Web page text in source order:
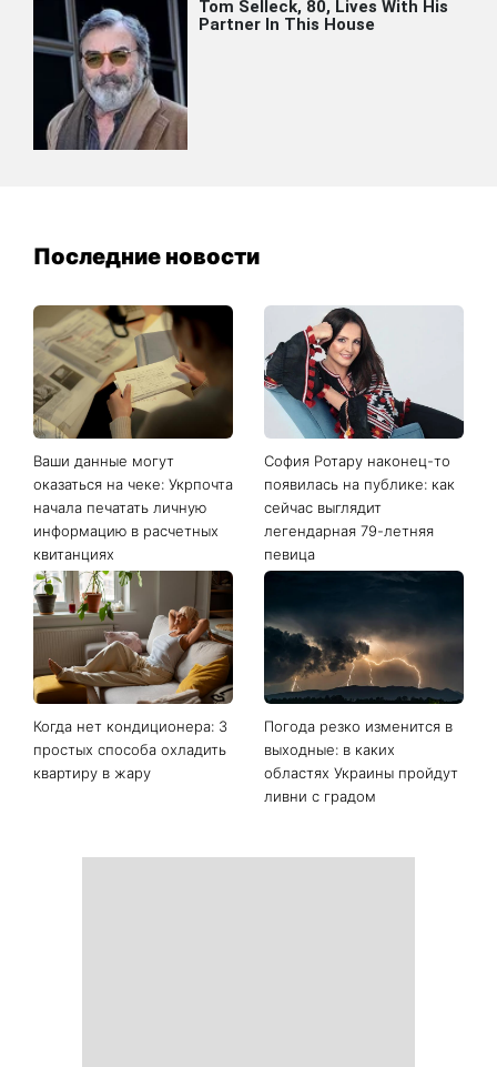
Последние новости
Ваши данные могут
оказаться на чеке: Укрпочта
начала печатать личную
информацию в расчетных
квитанциях
София Ротару наконец-то
появилась на публике: как
сейчас выглядит
легендарная 79-летняя
певица
Когда нет кондиционера: 3
простых способа охладить
квартиру в жару
Погода резко изменится в
выходные: в каких
областях Украины пройдут
ливни с градом